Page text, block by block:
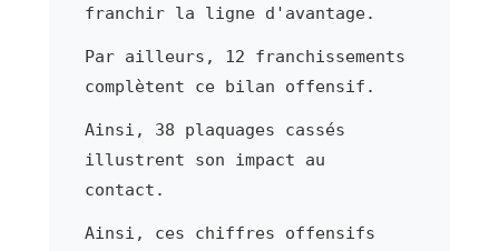
franchir la ligne d'avantage.
Par ailleurs, 12 franchissements
complètent ce bilan offensif.
Ainsi, 38 plaquages cassés
illustrent son impact au
contact.
Ainsi, ces chiffres offensifs